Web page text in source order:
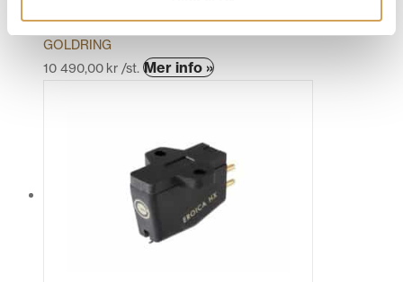
MC-Pickup
GOLDRING
10 490,00 kr /st. Mer info »Den
här
flera
varianter.
De
olika